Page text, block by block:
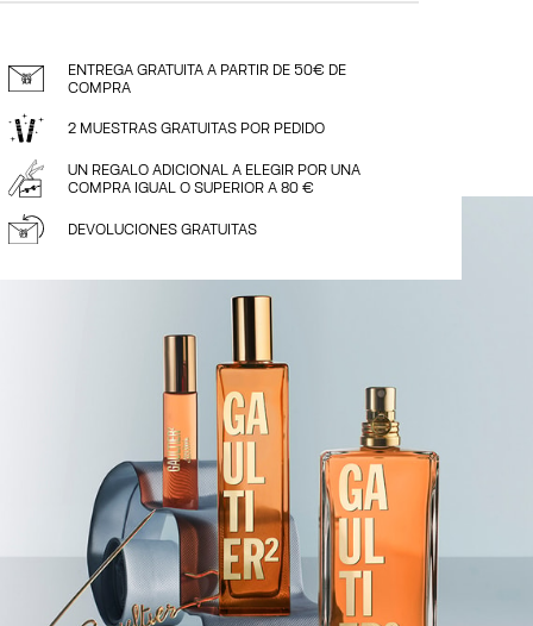
ENTREGA GRATUITA A PARTIR DE 50€ DE
COMPRA
2 MUESTRAS GRATUITAS POR PEDIDO
UN REGALO ADICIONAL A ELEGIR POR UNA
COMPRA IGUAL O SUPERIOR A 80 €
DEVOLUCIONES GRATUITAS